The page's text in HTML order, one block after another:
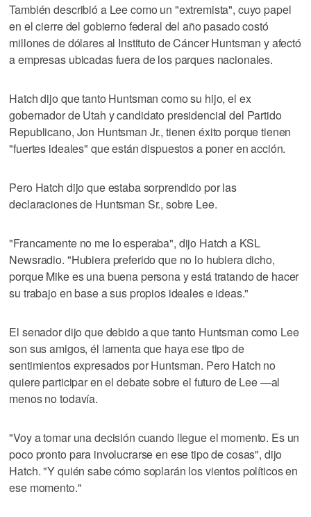
También describió a Lee como un "extremista", cuyo papel
en el cierre del gobierno federal del año pasado costó
millones de dólares al Instituto de Cáncer Huntsman y afectó
a empresas ubicadas fuera de los parques nacionales.
Hatch dijo que tanto Huntsman como su hijo, el ex
gobernador de Utah y candidato presidencial del Partido
Republicano, Jon Huntsman Jr., tienen éxito porque tienen
"fuertes ideales" que están dispuestos a poner en acción.
Pero Hatch dijo que estaba sorprendido por las
declaraciones de Huntsman Sr., sobre Lee.
"Francamente no me lo esperaba", dijo Hatch a KSL
Newsradio. "Hubiera preferido que no lo hubiera dicho,
porque Mike es una buena persona y está tratando de hacer
su trabajo en base a sus propios ideales e ideas."
El senador dijo que debido a que tanto Huntsman como Lee
son sus amigos, él lamenta que haya ese tipo de
sentimientos expresados por Huntsman. Pero Hatch no
quiere participar en el debate sobre el futuro de Lee —al
menos no todavía.
"Voy a tomar una decisión cuando llegue el momento. Es un
poco pronto para involucrarse en ese tipo de cosas", dijo
Hatch. "Y quién sabe cómo soplarán los vientos políticos en
ese momento."